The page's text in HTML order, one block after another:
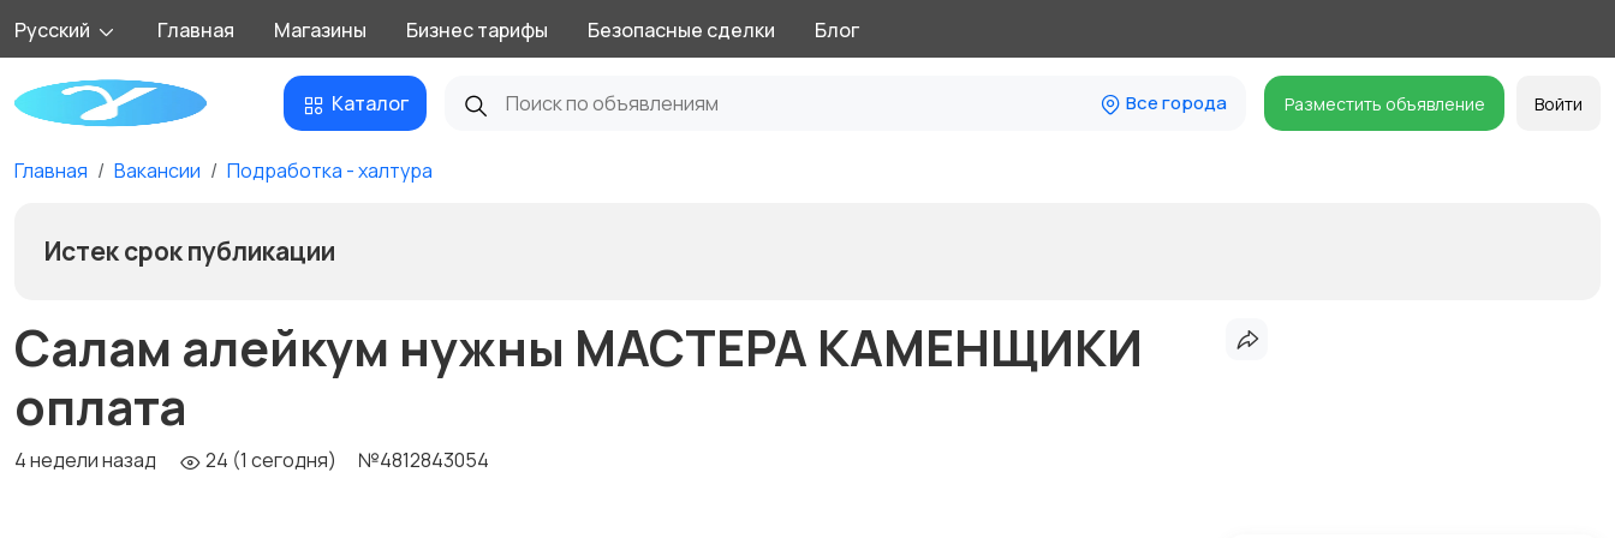
Русский Главная Магазины Бизнес тарифы Безопасные сделки Блог
Каталог Все города Разместить объявление Войти
Главная Вакансии Подработка - халтура
Истек срок публикации
Салам алейкум нужны МАСТЕРА КАМЕНЩИКИ
оплата
4 недели назад 24 (1 сегодня) №4812843054